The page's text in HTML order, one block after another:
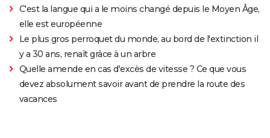
C'est la langue qui a le moins changé depuis le Moyen Âge,
elle est européenne
Le plus gros perroquet du monde, au bord de l'extinction il
y a 30 ans, renaît grâce à un arbre
Quelle amende en cas d'excès de vitesse ? Ce que vous
devez absolument savoir avant de prendre la route des
vacances